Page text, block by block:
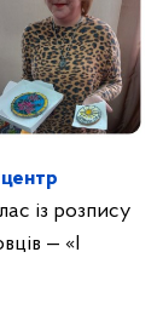
із розпису
— «І